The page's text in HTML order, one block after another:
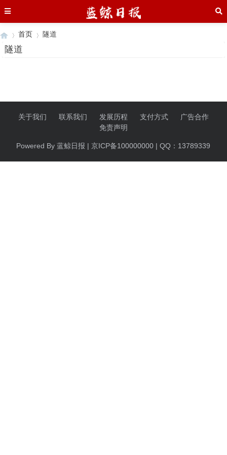
首页 隧道
隧道
关于我们 联系我们 发展历程 支付方式
广告合作
免责声明
Powered By 蓝鲸日报 | 京ICP备100000000 | QQ：13789339